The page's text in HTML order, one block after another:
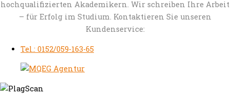
hochqualifizierten Akademikern. Wir schreiben Ihre Arbeit
– für Erfolg im Studium. Kontaktieren Sie unseren
Kundenservice:
Tel.: 0152/059-163-65